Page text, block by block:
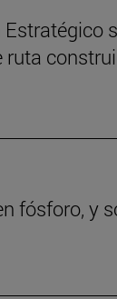
ruta
fósforo, y